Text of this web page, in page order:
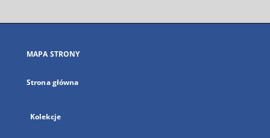
się
karcie
MAPA STRONY
Strona główna
Kolekcje